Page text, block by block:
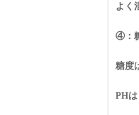
よく
④：
糖度
PH